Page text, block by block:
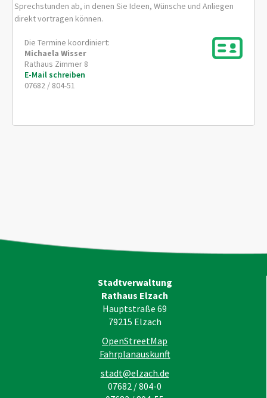
Sprechstunden ab, in denen Sie Ideen, Wünsche und Anliegen
direkt vortragen können.
Die Termine koordiniert:
Michaela Wisser
Rathaus Zimmer 8
E-Mail schreiben
07682 / 804-51
Stadtverwaltung
Rathaus Elzach
Hauptstraße 69
79215 Elzach
OpenStreetMap
Fahrplanauskunft
stadt@elzach.de
07682 / 804-0